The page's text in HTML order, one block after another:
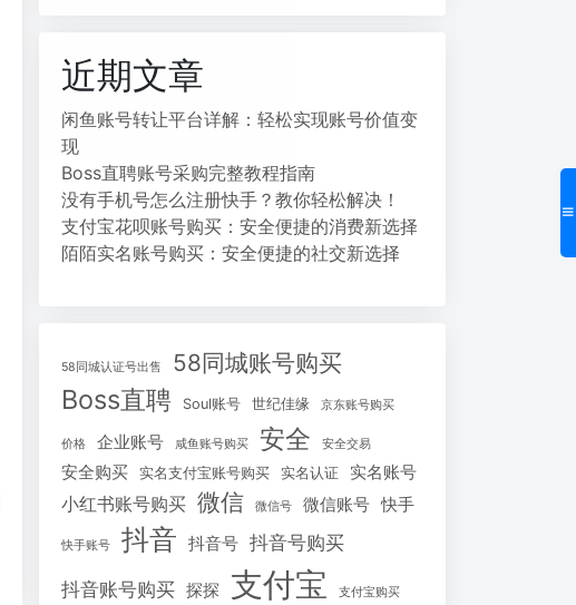
近期文章
闲鱼账号转让平台详解：轻松实现账号价值变
现
Boss直聘账号采购完整教程指南
没有手机号怎么注册快手？教你轻松解决！
支付宝花呗账号购买：安全便捷的消费新选择
陌陌实名账号购买：安全便捷的社交新选择
58同城认证号出售 58同城账号购买
Boss直聘 Soul账号 世纪佳缘 京东账号购买
价格 企业账号 咸鱼账号购买 安全 安全交易
安全购买 实名支付宝账号购买 实名认证 实名账号
小红书账号购买 微信 微信号 微信账号 快手
快手账号 抖音 抖音号 抖音号购买
抖音账号购买 探探 支付宝 支付宝购买